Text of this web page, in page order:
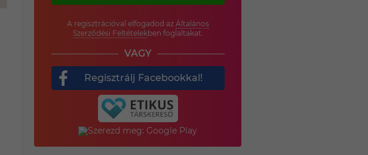
A regisztrációval elfogadod az Általános
Szerződési Feltételekben foglaltakat.
VAGY
Regisztrálj Facebookkal!